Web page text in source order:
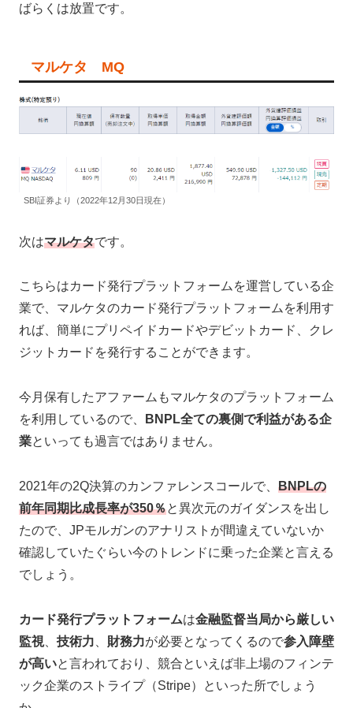
ばらくは放置です。
マルケタ MQ
SBI証券より（2022年12月30日現在）
次はマルケタです。
こちらはカード発行プラットフォームを運営している企
業で、マルケタのカード発行プラットフォームを利用す
れば、簡単にプリペイドカードやデビットカード、クレ
ジットカードを発行することができます。
今月保有したアファームもマルケタのプラットフォーム
を利用しているので、
BNPL全ての裏側で利益がある企
業といっても過言ではありません。
2021年の2Q決算のカンファレンスコールで、 BNPLの
前年同期比成長率が350％と異次元のガイダンスを出し
たので、JPモルガンのアナリストが間違えていないか
確認していたぐらい今のトレンドに乗った企業と言える
でしょう。
カード発行プラットフォームは金融監督当局から厳しい
監視、 技術力 財務力が必要となってくるので参入障壁
が高いと言われており、競合といえば非上場のフィンテ
ック企業のストライプ（Stripe）といった所でしょう